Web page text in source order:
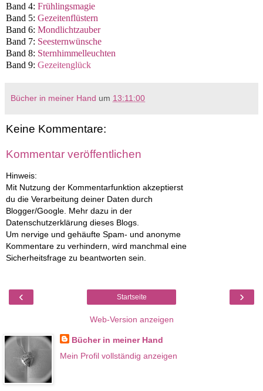
Band 4: Frühlingsmagie
Band 5: Gezeitenflüstern
Band 6: Mondlichtzauber
Band 7: Seesternwünsche
Band 8: Sternhimmelleuchten
Band 9: Gezeitenglück
Bücher in meiner Hand um 13:11:00
Keine Kommentare:
Kommentar veröffentlichen
Hinweis:
Mit Nutzung der Kommentarfunktion akzeptierst
du die Verarbeitung deiner Daten durch
Blogger/Google. Mehr dazu in der
Datenschutzerklärung dieses Blogs.
Um nervige und gehäufte Spam- und anonyme
Kommentare zu verhindern, wird manchmal eine
Sicherheitsfrage zu beantworten sein.
‹ ›
Startseite
Web-Version anzeigen
Bücher in meiner Hand
Mein Profil vollständig anzeigen